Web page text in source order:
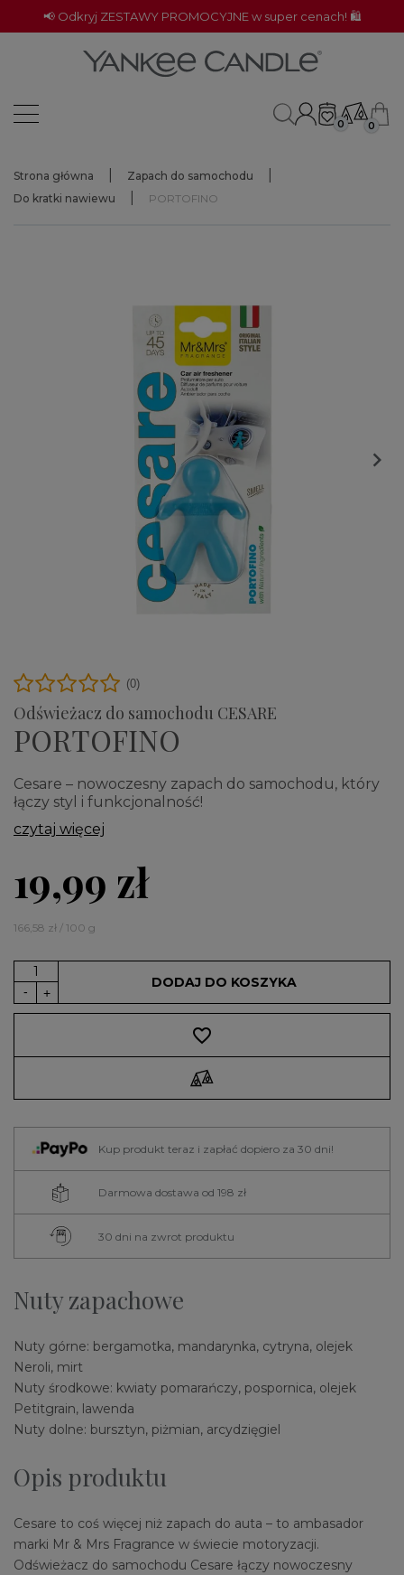
📢 Odkryj ZESTAWY PROMOCYJNE w super cenach! 🛍️
0 0
Strona główna
Zapach do samochodu
Do kratki nawiewu
PORTOFINO

Odświeżacz do samochodu CESARE
PORTOFINO
(0)
Cesare – nowoczesny zapach do samochodu, który
łączy styl i funkcjonalność!
czytaj więcej
19,99 zł
166,58 zł / 100 g
DODAJ DO KOSZYKA
favorite_border
Kup produkt teraz i zapłać dopiero za 30 dni!
Darmowa dostawa od 198 zł
30 dni na zwrot produktu
Nuty zapachowe
Nuty górne: bergamotka, mandarynka, cytryna, olejek
Neroli, mirt
Nuty środkowe: kwiaty pomarańczy, pospornica, olejek
Petitgrain, lawenda
Nuty dolne: bursztyn, piżmian, arcydzięgiel
Opis produktu
Cesare to coś więcej niż zapach do auta – to ambasador
marki Mr & Mrs Fragrance w świecie motoryzacji.
Odświeżacz do samochodu Cesare łączy nowoczesny